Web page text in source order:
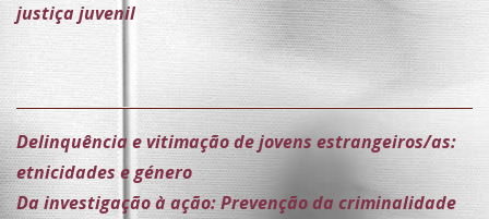
justiça juvenil
Delinquência e vitimação de jovens estrangeiros/as:
etnicidades e género
Da investigação à ação: Prevenção da criminalidade